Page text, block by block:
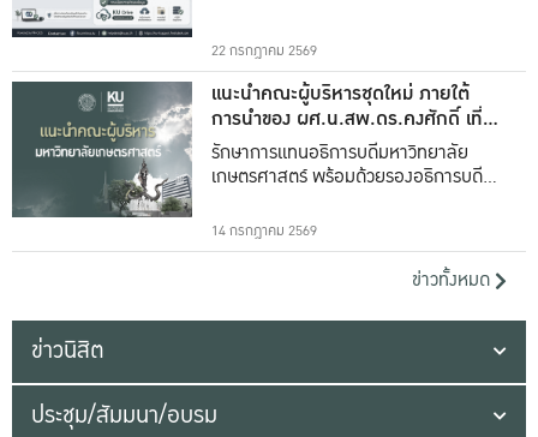
22 กรกฎาคม 2569
แนะนำคณะผู้บริหารชุดใหม่ ภายใต้
การนำของ ผศ.น.สพ.ดร.คงศักดิ์ เที่ยง
ธรรม
รักษาการแทนอธิการบดีมหาวิทยาลัย
เกษตรศาสตร์ พร้อมด้วยรองอธิการบดีทั้ง
14 กรกฎาคม 2569
ข่าวทั้งหมด
ข่าวนิสิต
ประชุม/สัมมนา/อบรม